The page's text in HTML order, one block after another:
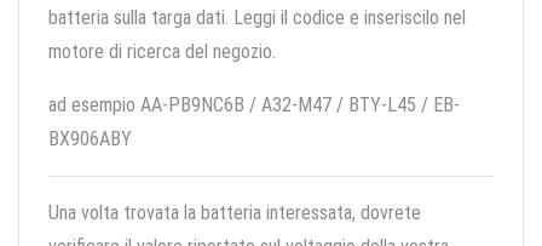
batteria sulla targa dati. Leggi il codice e inseriscilo nel
motore di ricerca del negozio.
ad esempio AA-PB9NC6B / A32-M47 / BTY-L45 / EB-
BX906ABY
Una volta trovata la batteria interessata, dovrete